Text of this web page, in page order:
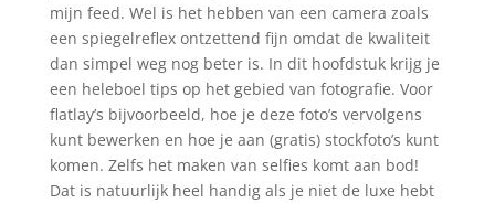
mijn feed. Wel is het hebben van een camera zoals
een spiegelreflex ontzettend fijn omdat de kwaliteit
dan simpel weg nog beter is. In dit hoofdstuk krijg je
een heleboel tips op het gebied van fotografie. Voor
flatlay’s bijvoorbeeld, hoe je deze foto’s vervolgens
kunt bewerken en hoe je aan (gratis) stockfoto’s kunt
komen. Zelfs het maken van selfies komt aan bod!
Dat is natuurlijk heel handig als je niet de luxe hebt